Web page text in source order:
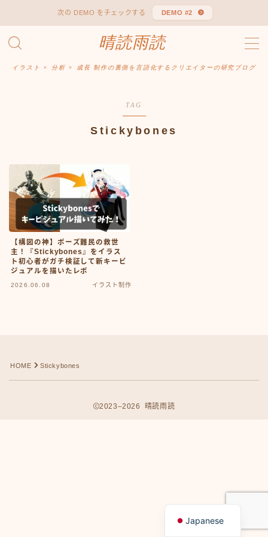
次の DEMO をチェックする DEMO #2
晴読雨読
イラスト × 分析 × 成長 制作の裏側を言語化するクリエイターの研究ブログ
MENU
お問い合わせ
TAG
Stickybones
【構図の神】ポーズ難民の救世
主！『Stickybones』をイラス
ト初心者がガチ検証して新キービ
ジュアルを描いたレポ
2026.06.08 イラスト制作
HOME Stickybones
2023–2026 晴読雨読
Japanese